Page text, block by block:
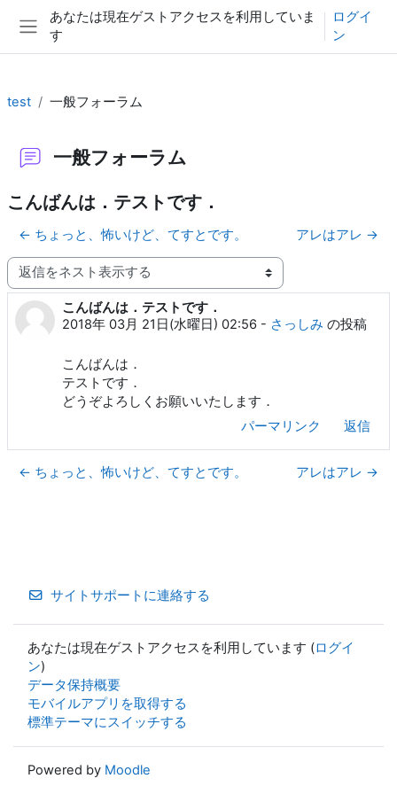
メインコンテンツへスキップする
サイドパネル
あなたは現在ゲストアクセスを利用していま
す
ログイ
ン
test 一般フォーラム
一般フォーラム
こんばんは．テストです．
← ちょっと、怖いけど、てすとです。 アレはアレ →
表示モード
こんばんは．テストです．
2018年 03月 21日(水曜日) 02:56 - さっしみ の投稿
返信数: 0
こんばんは．
テストです．
どうぞよろしくお願いいたします．
パーマリンク
返信
← ちょっと、怖いけど、てすとです。 アレはアレ →
サイトサポートに連絡する
あなたは現在ゲストアクセスを利用しています (ログイ
ン)
データ保持概要
モバイルアプリを取得する
標準テーマにスイッチする
Powered by Moodle